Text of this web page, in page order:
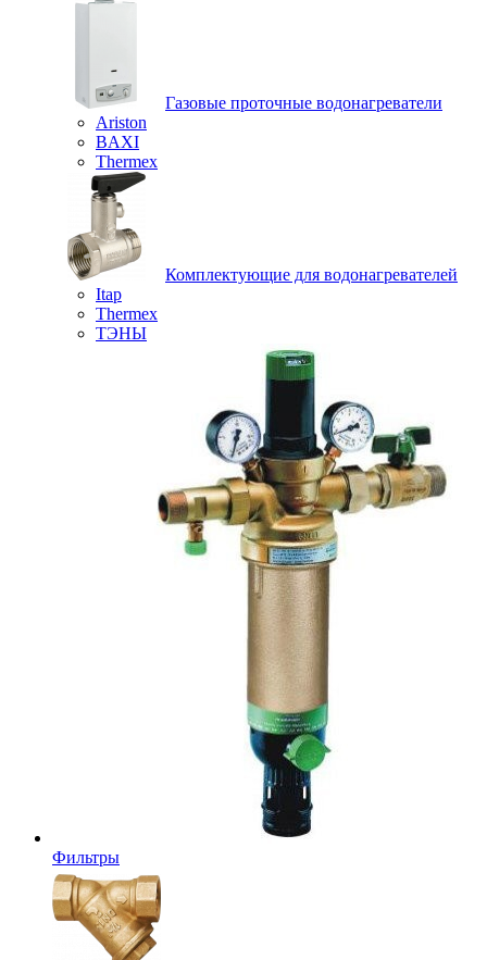
Газовые проточные водонагреватели
Ariston
BAXI
Thermex
Комплектующие для водонагревателей
Itap
Thermex
ТЭНЫ
Фильтры